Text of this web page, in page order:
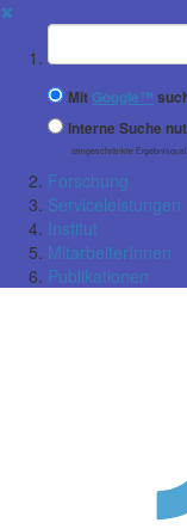
✖
Suchbegriff
Mit Google™
Interne Suche
(eingeschränkte
Forschung
Serviceleistungen
Institut
MitarbeiterInnen
Publikationen